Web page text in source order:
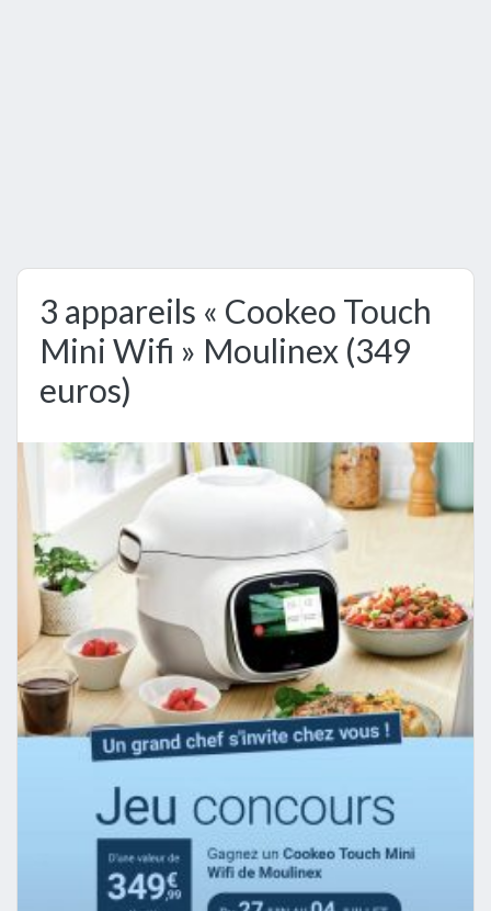
3 appareils « Cookeo Touch
Mini Wifi » Moulinex (349
euros)